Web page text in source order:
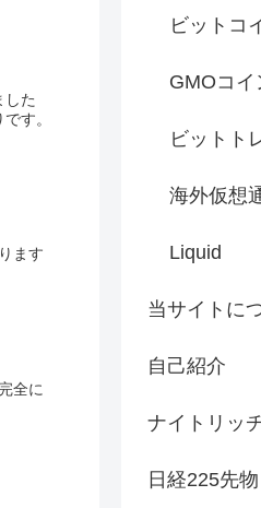
した
す。
ます
全に
ビットコ
GMOコイ
ビットト
海外仮想
Liquid
当サイトに
自己紹介
ナイトリッ
日経225先